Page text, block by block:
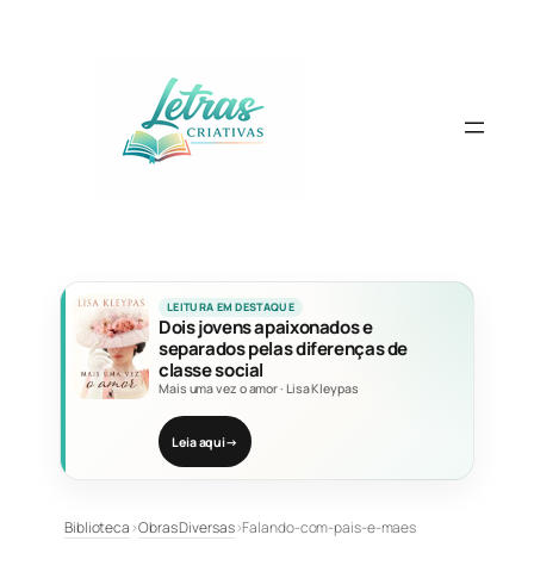
LEITURA EM DESTAQUE
Dois jovens apaixonados e
separados pelas diferenças de
classe social
Mais uma vez o amor· Lisa Kleypas
Leia aqui→
Biblioteca›Obras Diversas›Falando-com-pais-e-maes